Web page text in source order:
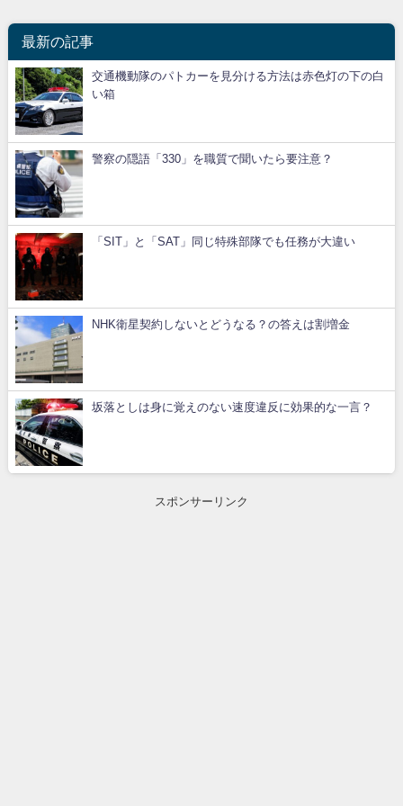
最新の記事
交通機動隊のパトカーを見分ける方法は赤色灯の下の白
い箱
警察の隠語「330」を職質で聞いたら要注意？
「SIT」と「SAT」同じ特殊部隊でも任務が大違い
NHK衛星契約しないとどうなる？の答えは割増金
坂落としは身に覚えのない速度違反に効果的な一言？
スポンサーリンク